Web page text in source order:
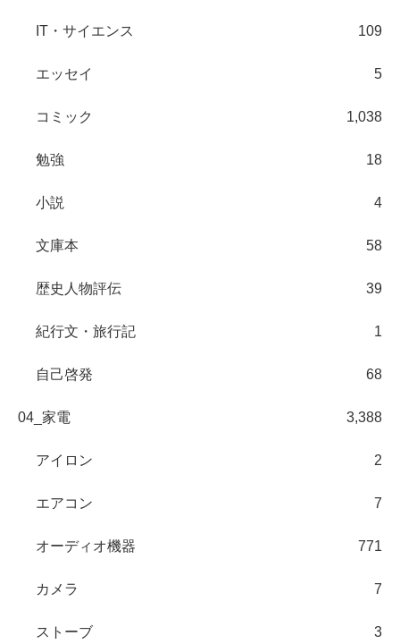
IT・サイエンス 109
エッセイ 5
コミック 1,038
勉強 18
小説 4
文庫本 58
歴史人物評伝 39
紀行文・旅行記 1
自己啓発 68
04_家電 3,388
アイロン 2
エアコン 7
オーディオ機器 771
カメラ 7
ストーブ 3